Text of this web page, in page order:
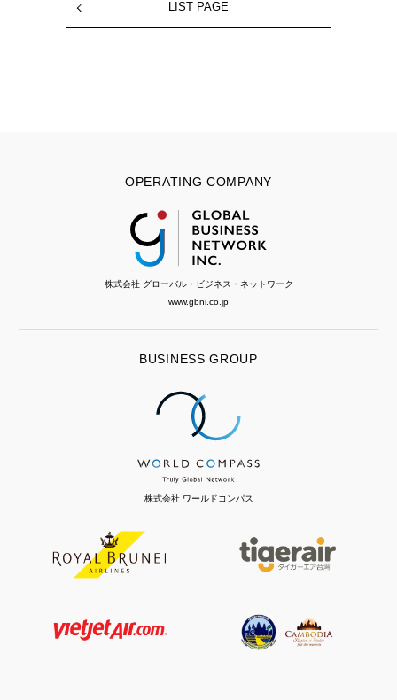
LIST PAGE
OPERATING COMPANY
株式会社 グローバル・ビジネス・ネットワーク
www.gbni.co.jp
BUSINESS GROUP
株式会社 ワールドコンパス